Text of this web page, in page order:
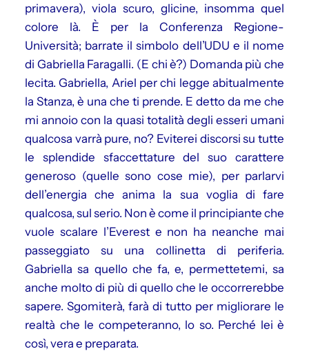
primavera), viola scuro, glicine, insomma quel
colore là. È per la Conferenza Regione-
Università; barrate il simbolo dell’UDU e il nome
di Gabriella Faragalli. (E chi è?) Domanda più che
lecita. Gabriella, Ariel per chi legge abitualmente
la Stanza, è una che ti prende. E detto da me che
mi annoio con la quasi totalità degli esseri umani
qualcosa varrà pure, no? Eviterei discorsi su tutte
le splendide sfaccettature del suo carattere
generoso (quelle sono cose mie), per parlarvi
dell’energia che anima la sua voglia di fare
qualcosa, sul serio. Non è come il principiante che
vuole scalare l’Everest e non ha neanche mai
passeggiato su una collinetta di periferia.
Gabriella sa quello che fa, e, permettetemi, sa
anche molto di più di quello che le occorrerebbe
sapere. Sgomiterà, farà di tutto per migliorare le
realtà che le competeranno, lo so. Perché lei è
così, vera e preparata.